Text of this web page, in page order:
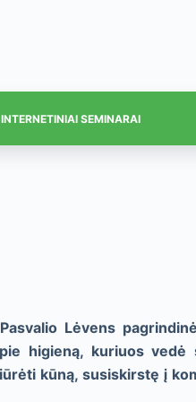
INTERNETINIAI SEMINARAI
Lėvens
higieną, kuriuos vedė
kūną, susiskirstę į